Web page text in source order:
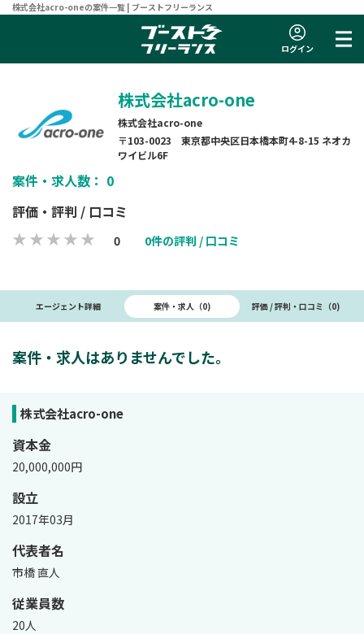
株式会社acro-oneの案件一覧 | ブーストフリーランス
ログイン
株式会社acro-one
株式会社acro-one
〒103-0023 東京都中央区日本橋本町4-8-15 ネオカ
ワイビル6F
案件・求人数： 0
評価・評判 / 口コミ
0 0件の評判 / 口コミ
エージェント詳細 案件・求人（0) 評価 / 評判・口コミ（0)
案件・求人はありませんでした。
株式会社acro-one
資本金
20,000,000円
設立
2017年03月
代表者名
市橋 直人
従業員数
20人